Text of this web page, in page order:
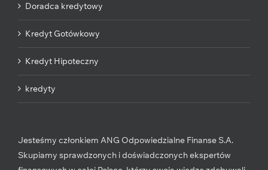
Doradca kredytowy
Kredyt Gotówkowy
Kredyt Hipoteczny
kredyty
Jesteśmy członkiem ANG Odpowiedzialne Finanse S.A.
Skupiamy sprawdzonych i doświadczonych ekspertów